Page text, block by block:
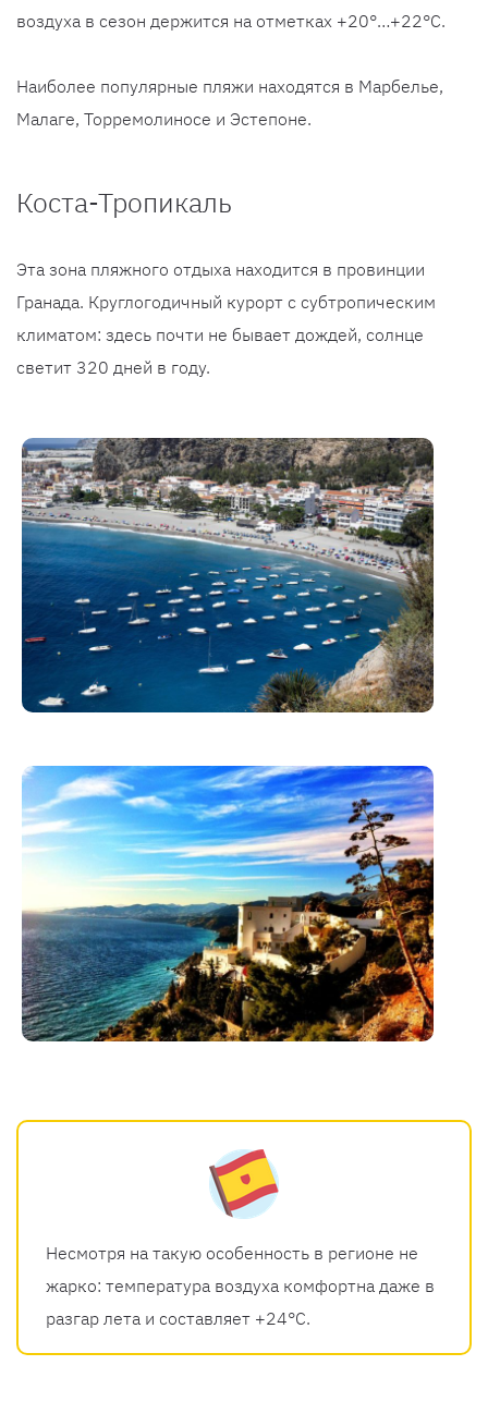
воздуха в сезон держится на отметках +20°…+22°C.
Наиболее популярные пляжи находятся в Марбелье,
Малаге, Торремолиносе и Эстепоне.
Коста-Тропикаль
Эта зона пляжного отдыха находится в провинции
Гранада. Круглогодичный курорт с субтропическим
климатом: здесь почти не бывает дождей, солнце
светит 320 дней в году.
Несмотря на такую особенность в регионе не
жарко: температура воздуха комфортна даже в
разгар лета и составляет +24°C.